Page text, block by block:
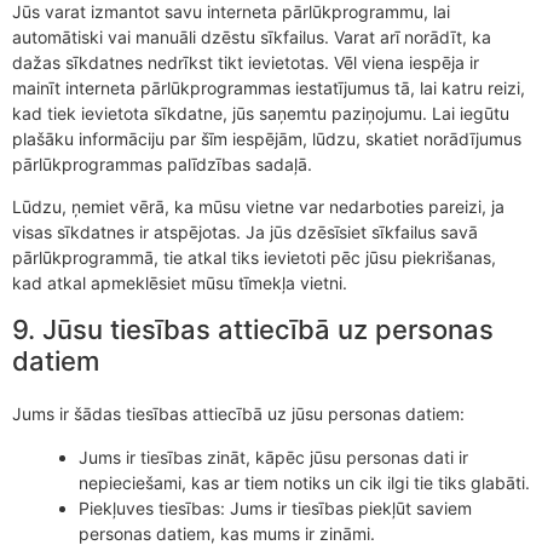
Jūs varat izmantot savu interneta pārlūkprogrammu, lai
automātiski vai manuāli dzēstu sīkfailus. Varat arī norādīt, ka
dažas sīkdatnes nedrīkst tikt ievietotas. Vēl viena iespēja ir
mainīt interneta pārlūkprogrammas iestatījumus tā, lai katru reizi,
kad tiek ievietota sīkdatne, jūs saņemtu paziņojumu. Lai iegūtu
plašāku informāciju par šīm iespējām, lūdzu, skatiet norādījumus
pārlūkprogrammas palīdzības sadaļā.
Lūdzu, ņemiet vērā, ka mūsu vietne var nedarboties pareizi, ja
visas sīkdatnes ir atspējotas. Ja jūs dzēsīsiet sīkfailus savā
pārlūkprogrammā, tie atkal tiks ievietoti pēc jūsu piekrišanas,
kad atkal apmeklēsiet mūsu tīmekļa vietni.
9. Jūsu tiesības attiecībā uz personas
datiem
Jums ir šādas tiesības attiecībā uz jūsu personas datiem:
Jums ir tiesības zināt, kāpēc jūsu personas dati ir
nepieciešami, kas ar tiem notiks un cik ilgi tie tiks glabāti.
Piekļuves tiesības: Jums ir tiesības piekļūt saviem
personas datiem, kas mums ir zināmi.